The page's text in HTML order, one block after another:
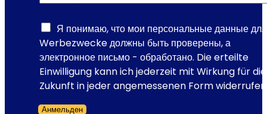
Я понимаю, что мои персональные данные для
Werbezwecke должны быть проверены, а
электронное письмо - обработано. Die erteilte
Einwilligung kann ich jederzeit mit Wirkung für die
Zukunft in jeder angemessenen Form
Анмельден